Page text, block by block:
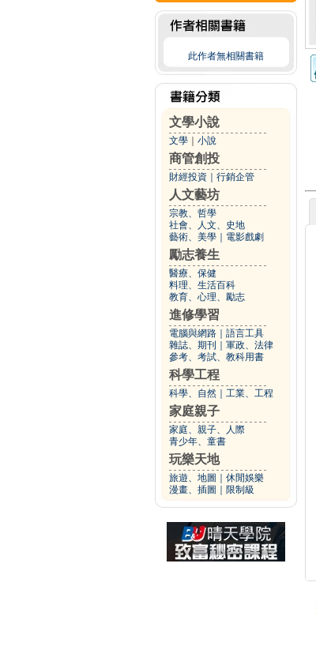
此作者無相關書籍
文學小說
文學 小說
商管創投
財經投資 行銷企管
人文藝坊
宗教、哲學
社會、人文、史地
藝術、美學
電影戲劇
勵志養生
醫療、保健
料理、生活百科
教育、心理、勵志
進修學習
電腦與網路
語言工具
雜誌、期刊
軍政、法律
參考、考試、教科用書
科學工程
科學、自然 工業、工程
家庭親子
家庭、親子、人際
青少年、童書
玩樂天地
旅遊、地圖
休閒娛樂
漫畫、插圖
限制級